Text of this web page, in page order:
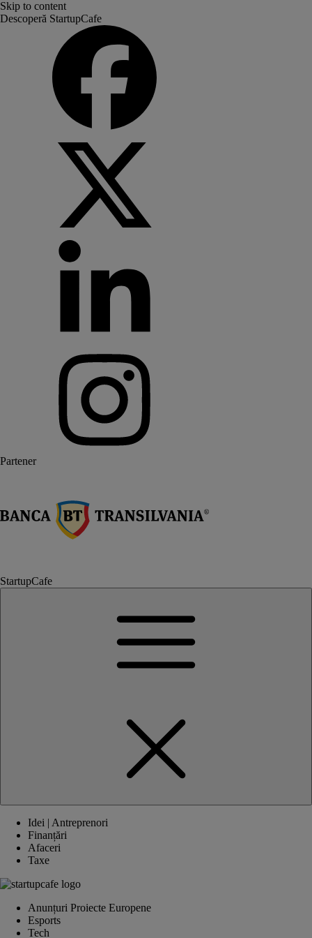
Skip to content
Descoperă StartupCafe
Partener
StartupCafe
Idei | Antreprenori
Finanțări
Afaceri
Taxe
Anunțuri Proiecte Europene
Esports
Tech